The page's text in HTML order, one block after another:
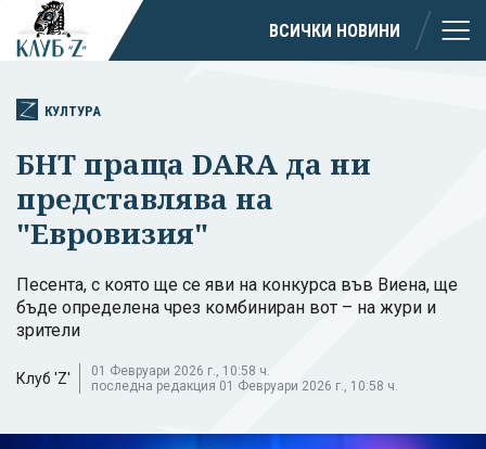
ВСИЧКИ НОВИНИ
КУЛТУРА
БНТ праща DARA да ни
представлява на
"Евровизия"
Песента, с която ще се яви на конкурса във Виена, ще
бъде определена чрез комбиниран вот – на жури и
зрители
Клуб 'Z'
01 Февруари 2026 г., 10:58 ч.
последна редакция 01 Февруари 2026 г., 10:58 ч.